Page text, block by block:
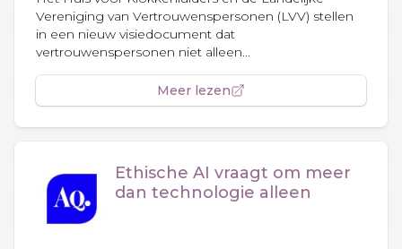
Vereniging van Vertrouwenspersonen (LVV) stellen
in een nieuw visiedocument dat
vertrouwenspersonen niet alleen...
Meer lezen
Ethische AI vraagt om meer
dan technologie alleen